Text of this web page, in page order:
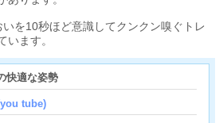
を10秒ほど意識してクンクン嗅ぐトレ
います。
快適な姿勢
tube)